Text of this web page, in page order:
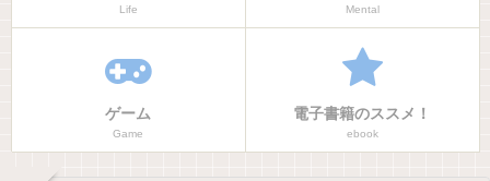
Life Mental
ゲーム
Game
電子書籍のススメ！
ebook